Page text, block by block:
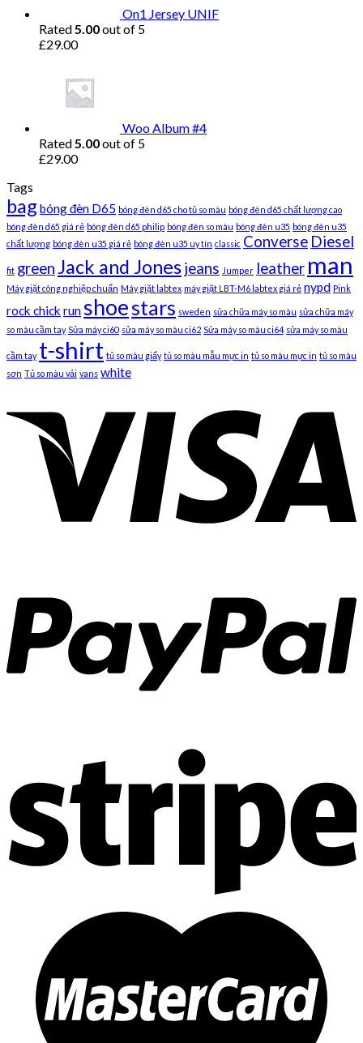
On1 Jersey UNIF
Rated 5.00out of 5
£29.00
Woo Album #4
Rated 5.00out of 5
£29.00
Tags
bag bóng đèn D65 bóng đèn d65 cho tủ so màu bóng đèn d65 chất lượng cao
bóng đèn d65 giá rẻ bóng đèn d65 philip bóng đèn so màu bóng đèn u35 bóng đèn u35
chất lượng bóng đèn u35 giá rẻ bóng đèn u35 uy tín classic Converse Diesel
fit greenJack and Jonesjeans Jumper leather man
Máy giặt công nghiệp chuẩn Máy giặt labtex máy giặt LBT-M6 labtex giá rẻ nypd Pink
rock chick runshoestars sweden sửa chữa máy so màu sửa chữa máy
so màu cầm tay Sửa máy ci60 sửa máy so màu ci62 Sửa máy so màu ci64 sửa máy so màu
cầm tay t-shirt tủ so màu giấy tủ so màu mẫu mực in tủ so màu mực in tủ so màu
sơn Tủ so màu vải vans white